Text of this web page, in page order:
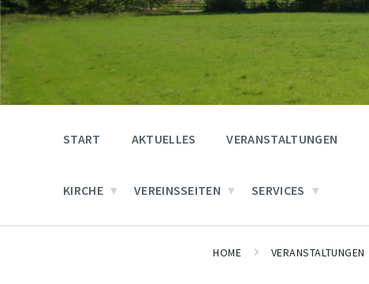
START AKTUELLES VERANSTALTUNGEN
KIRCHE VEREINSSEITEN SERVICES
HOME VERANSTALTUNGEN